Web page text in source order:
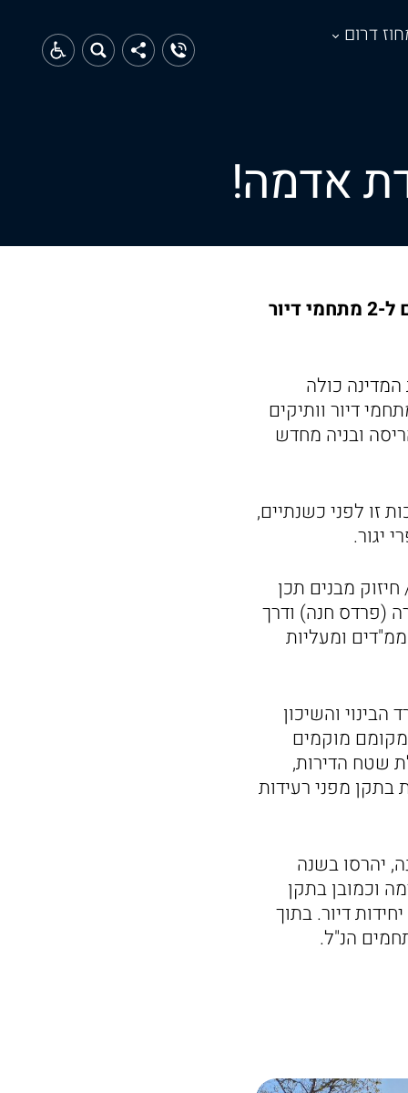
דרום
אדמה!
המועצה והוועדה המקומית לתכנון ובניה ידונו כבר השבוע במתן היתרים ל-2 מתחמי דיור
כולה
דיור וותיקים
אדמה עוצמתית המחייבים חיזוק (תמ"א 38) או הריסה ובניה מחדש
זו לפני כשנתיים,
יגור.
מבנים תכן
במתחמים הצפירה (פרדס חנה) ודרך
תמ"א 38 שיכלול הוספת ממ"דים ומעליות
הבינוי והשיכון
מוקמים
שטח הדירות,
בתקן מפני רעידות
ברחוב הצפירה ובדרך למרחב שהוקמו לפני מעלה מ- 50 שנה, יהרסו בשנה
וכמובן בתקן
הבנייה הנהוג כיום. סה"כ יוקמו במתחם הצפירה 4 מבנים בני 5 קומות עם 80 יחידות דיור. בתוך
הנ"ל.